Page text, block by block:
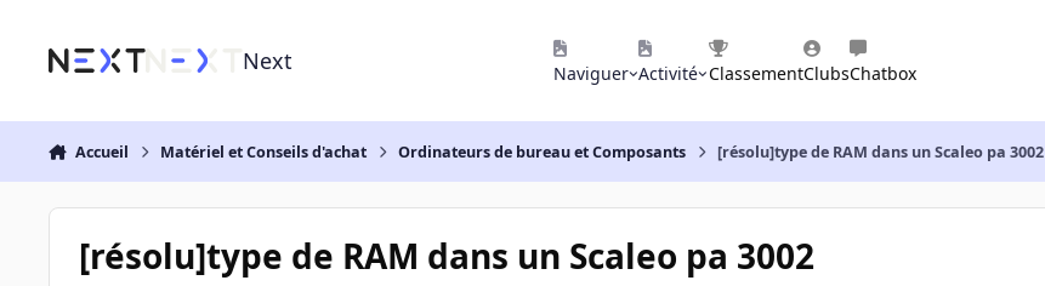
Next Naviguer Activité ClassementClubsChatbox
Accueil Matériel et Conseils d'achat Ordinateurs de bureau et Composants [résolu]type de RAM dans un Scaleo pa 3002
[résolu]type de RAM dans un Scaleo pa 3002